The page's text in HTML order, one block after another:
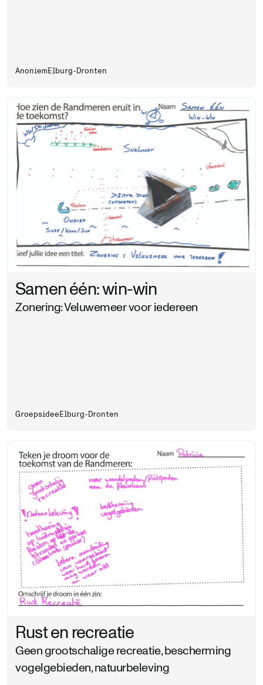
Anoniem Elburg-Dronten
Samen één: win-win
Zonering: Veluwemeer voor iedereen
Groepsidee Elburg-Dronten
Rust en recreatie
Geen grootschalige recreatie, bescherming
vogelgebieden, natuurbeleving